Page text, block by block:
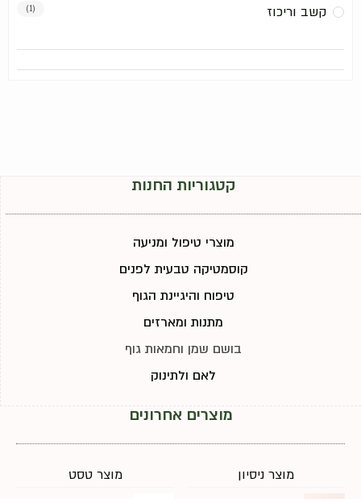
קשב וריכוז (1)
קטגוריות החנות
מוצרי טיפול ומניעה
קוסמטיקה טבעית לפנים
טיפוח והיגיינת הגוף
מתנות ומארזים
בושם שמן וחמאות גוף
לאם ולתינוק
מוצרים אחרונים
מוצר ניסיון מוצר טסט